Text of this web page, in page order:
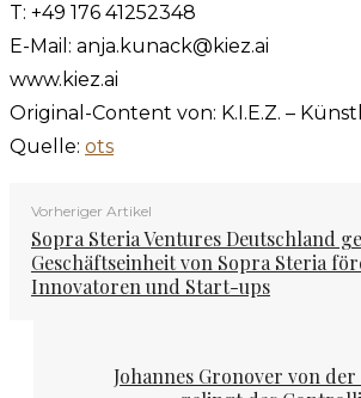
T: +49 176 41252348
E-Mail: anja.kunack@kiez.ai
www.kiez.ai
Original-Content von: K.I.E.Z. –
Quelle: ots
Vorheriger Artikel
Sopra Steria Ventures Deutschland
Geschäftseinheit von Sopra Steria
Innovatoren und Start-ups
Johannes Gronover von